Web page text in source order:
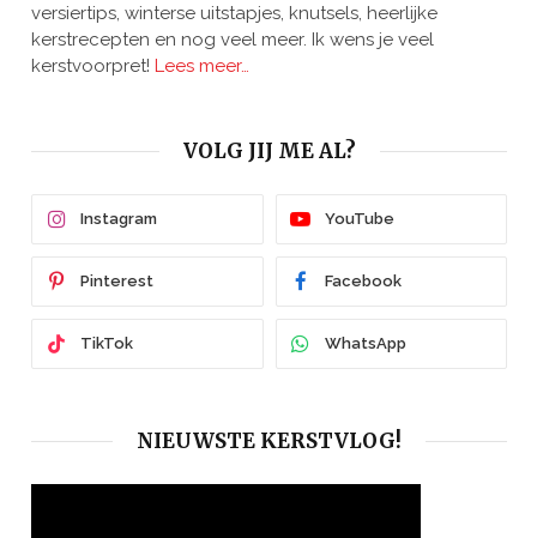
versiertips, winterse uitstapjes, knutsels, heerlijke
kerstrecepten en nog veel meer. Ik wens je veel
kerstvoorpret! Lees meer…
VOLG JIJ ME AL?
Instagram YouTube
Pinterest Facebook
TikTok WhatsApp
NIEUWSTE KERSTVLOG!